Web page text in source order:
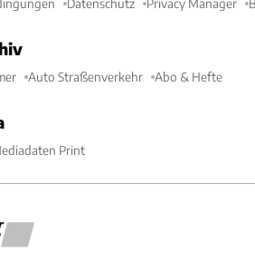
Auto Straßenverkehr Abo & Hefte
Print